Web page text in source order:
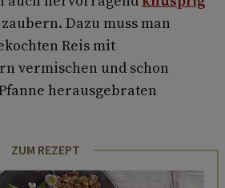
zaubern. Dazu muss man
Reis mit
vermischen und schon
herausgebraten
ZUM REZEPT